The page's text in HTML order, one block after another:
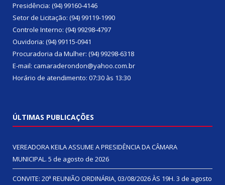
Presidência: (94) 99160-4146
Setor de Licitação: (94) 99119-1990
Controle Interno: (94) 99298-4797
Ouvidoria: (94) 99115-0941
Procuradoria da Mulher: (94) 99298-6318
E-mail: camaraderondon@yahoo.com.br
Horário de atendimento: 07:30 às 13:30
ÚLTIMAS PUBLICAÇÕES
VEREADORA KEILA ASSUME A PRESIDÊNCIA DA CÂMARA
MUNICIPAL. 5 de agosto de 2026
CONVITE: 20ª REUNIÃO ORDINÁRIA, 03/08/2026 ÀS 19H. 3 de agosto